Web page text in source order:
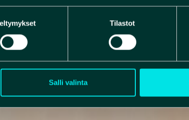
Tilastot
Salli valinta